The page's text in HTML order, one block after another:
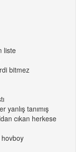
liste
bitmez
yanlış tanımış
cıkan herkese